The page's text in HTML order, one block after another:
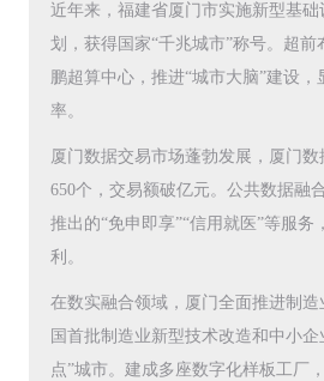
近年来，福建省厦门市实施新型基
划，获得国家“千兆城市”称号。超
鹏超算中心，推进“城市大脑”建设
率。
厦门数据交易市场蓬勃发展，厦门
650个，交易额破亿元。公共数据融
推出的“免申即享”“信用就医”等服务
利。
在数实融合领域，厦门全面推进制造
国首批制造业新型技术改造和中小
点”城市。建成多座数字化样板工厂